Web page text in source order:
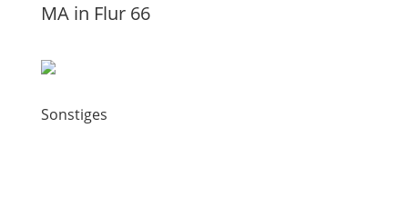
MA in Flur 66
Sonstiges